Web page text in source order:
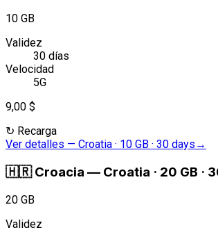
10 GB
Validez
30 días
Velocidad
5G
9,00 $
↻ Recarga
Ver detalles — Croatia · 10 GB · 30 days →
🇭🇷 Croacia — Croatia · 20 GB ·
20 GB
Validez